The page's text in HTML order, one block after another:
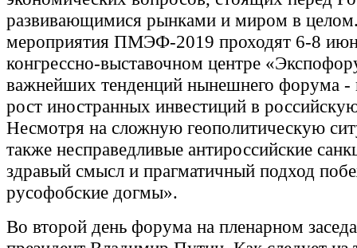
развивающимися рынками и миром в
мероприятия ПМЭФ-2019 проходят 6-8
конгрессно-выставочном центре
важнейших тенденций нынешнего форума -
рост иностранных инвестиций в
Несмотря на сложную геополитическую
также несправедливые антироссийские
здравый смысл и прагматичный подход
русофобские догмы».
Во второй день форума на пленарном